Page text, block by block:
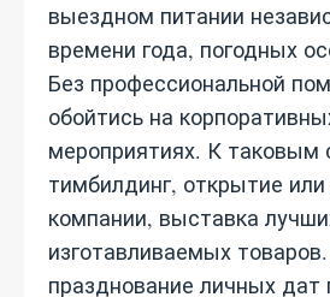
выездном питании
времени года, погодных
Без профессиональной
обойтись на
мероприятиях. К таковым
тимбилдинг, открытие
компании, выставка
изготавливаемых
празднование личных дат